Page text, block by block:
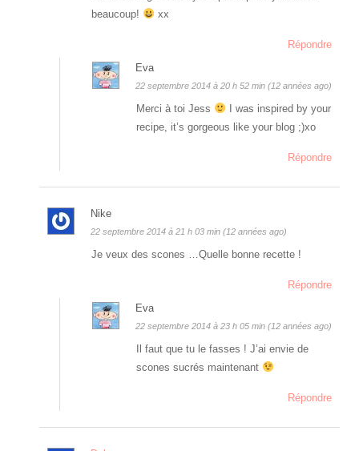
beaucoup!
xx
Répondre
Eva
22 septembre 2014 à 20 h 52 min (12 années ago)
Merci à toi Jess
I was inspired by your
recipe, it’s gorgeous like your blog ;)xo
Répondre
Nike
22 septembre 2014 à 21 h 03 min (12 années ago)
Je veux des scones …Quelle bonne recette !
Répondre
Eva
22 septembre 2014 à 23 h 05 min (12 années ago)
Il faut que tu le fasses ! J’ai envie de
scones sucrés maintenant
Répondre